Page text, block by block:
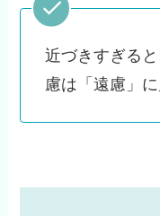
近づきすぎる
慮は「遠慮」